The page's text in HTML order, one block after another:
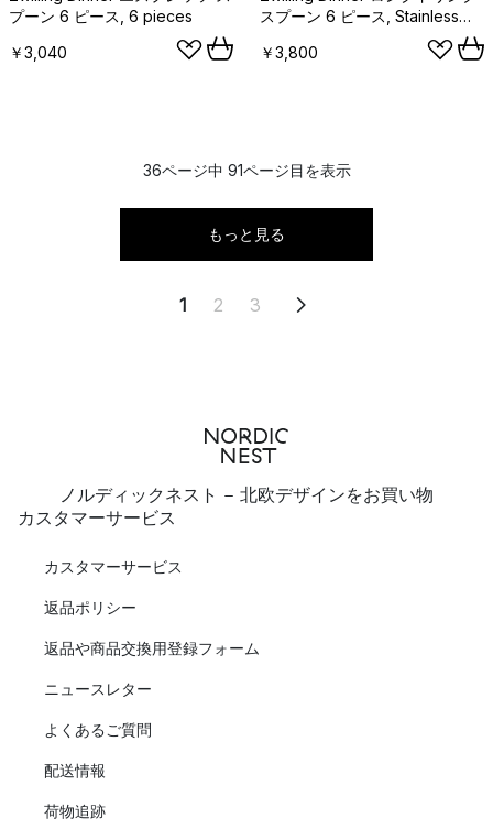
プーン 6 ピース, 6 pieces
￥3,040
スプーン 6 ピース, Stainless
￥3,800
36ページ中 91ページ目を表示
もっと見る
1 2 3
ノルディックネスト - 北欧デザインをお買い物
カスタマーサービス
カスタマーサービス
返品ポリシー
返品や商品交換用登録フォーム
ニュースレター
よくあるご質問
配送情報
荷物追跡